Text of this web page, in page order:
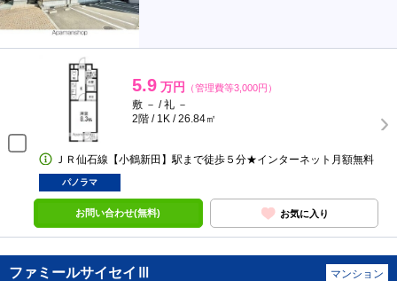
5.9 万円 （管理費等3,000円）
敷 － / 礼 －
2階 / 1K / 26.84㎡
ＪＲ仙石線【小鶴新田】駅まで徒歩５分★インターネット月額無料
パノラマ
お問い合わせ(無料) お気に入り
ファミールサイセイⅢ マンション